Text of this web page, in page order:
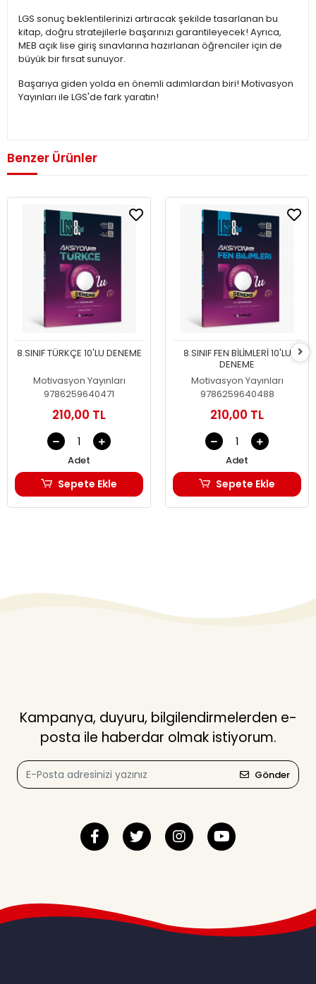
LGS sonuç beklentilerinizi artıracak şekilde tasarlanan bu
kitap, doğru stratejilerle başarınızı garantileyecek! Ayrıca,
MEB açık lise giriş sınavlarına hazırlanan öğrenciler için de
büyük bir fırsat sunuyor.
Başarıya giden yolda en önemli adımlardan biri! Motivasyon
Yayınları ile LGS'de fark yaratın!
Benzer Ürünler
8.SINIF TÜRKÇE 10'LU DENEME
Motivasyon Yayınları
9786259640471
210,00 TL
Adet
Sepete Ekle
8.SINIF FEN BİLİMLERİ 10'LU
DENEME
Motivasyon Yayınları
9786259640488
210,00 TL
Adet
Sepete Ekle
Kampanya, duyuru, bilgilendirmelerden e-
posta ile haberdar olmak istiyorum.
Gönder